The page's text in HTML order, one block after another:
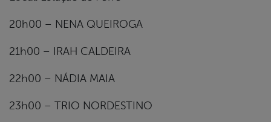
20h00 – NENA QUEIROGA
21h00 – IRAH CALDEIRA
22h00 – NÁDIA MAIA
23h00 – TRIO NORDESTINO